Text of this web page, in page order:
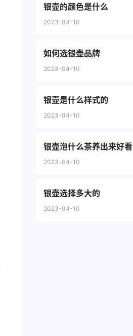
银壶的颜色是什么
2023-04-10
如何选银壶品牌
2023-04-10
银壶是什么样式的
2023-04-10
银壶泡什么茶养出来好看
2023-04-10
银壶选择多大的
2023-04-10